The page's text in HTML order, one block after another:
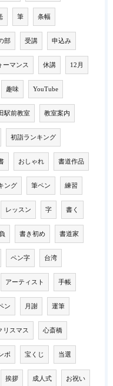
筆 条幅
部 受講 申込み
ーマンス 休講 12月
趣味 YouTube
駅前教室 教室案内
初詣ランキング
おしゃれ 書道作品
ング 筆ペン 練習
レッスン 字 書く
書き初め 書道家
ペン字 台湾
アーティスト 手帳
ン 月謝 運筆
リスマス 心斎橋
ボ 宝くじ 当選
挨拶 成人式 お祝い